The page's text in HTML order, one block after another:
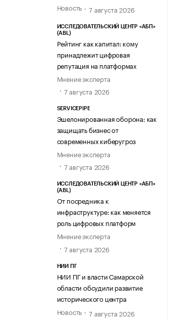
Новость
7 августа 2026
ИССЛЕДОВАТЕЛЬСКИЙ ЦЕНТР «АБП»
(ABL)
Рейтинг как капитал: кому
принадлежит цифровая
репутация на платформах
Мнение эксперта
7 августа 2026
SERVICEPIPE
Эшелонированная оборона: как
защищать бизнес от
современных киберугроз
Мнение эксперта
7 августа 2026
ИССЛЕДОВАТЕЛЬСКИЙ ЦЕНТР «АБП»
(ABL)
От посредника к
инфраструктуре: как меняется
роль цифровых платформ
Мнение эксперта
7 августа 2026
НИИ ПГ
НИИ ПГ и власти Самарской
области обсудили развитие
исторического центра
Новость
7 августа 2026